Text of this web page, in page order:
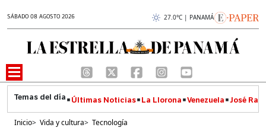
SÁBADO 08 AGOSTO 2026 27.0°C | PANAMÁ
Últimas Noticias La Llorona Venezuela José
Inicio> Vida y cultura> Tecnología